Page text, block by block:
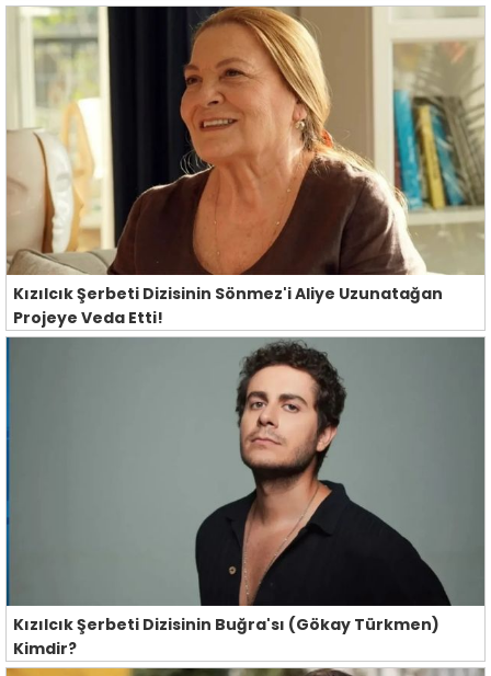
Kızılcık Şerbeti Dizisinin Sönmez'i Aliye Uzunatağan
Projeye Veda Etti!
Kızılcık Şerbeti Dizisinin Buğra'sı (Gökay Türkmen)
Kimdir?